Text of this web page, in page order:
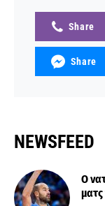
Share
Share
NEWSFEED
Ο
ματς